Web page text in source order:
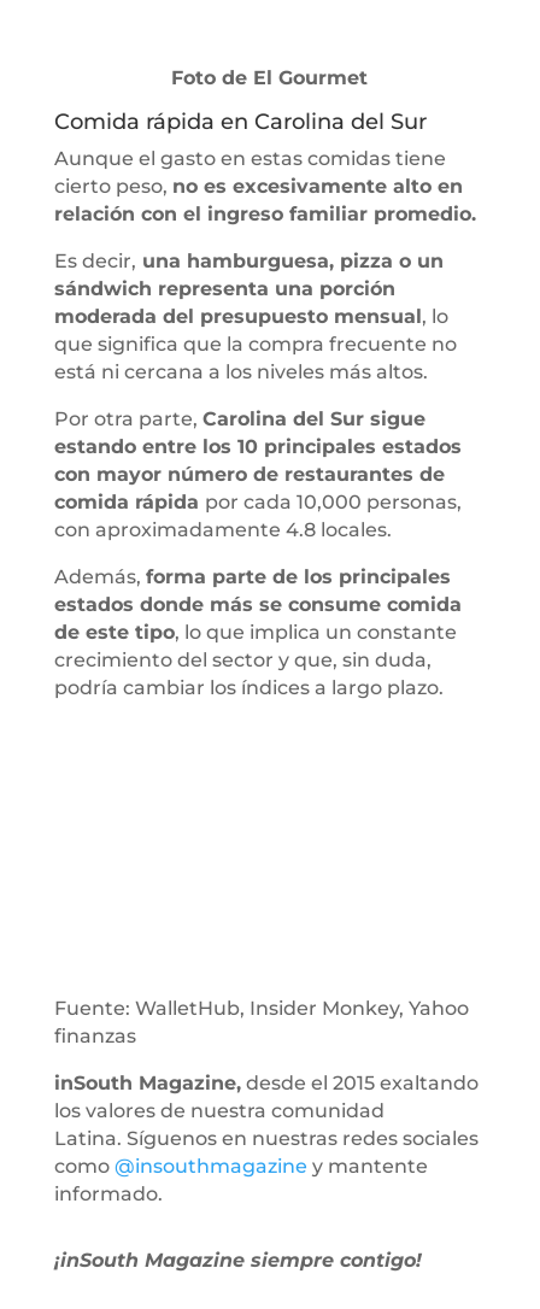
Foto de El Gourmet
Comida rápida en Carolina del Sur
Aunque el gasto en estas comidas tiene
cierto peso, no es excesivamente alto en
relación con el ingreso familiar promedio.
Es decir, una hamburguesa, pizza o un
sándwich representa una porción
moderada del presupuesto mensual, lo
que significa que la compra frecuente no
está ni cercana a los niveles más altos.
Por otra parte, Carolina del Sur sigue
estando entre los 10 principales estados
con mayor número de restaurantes de
comida rápida por cada 10,000 personas,
con aproximadamente 4.8 locales.
Además, forma parte de los principales
estados donde más se consume comida
de este tipo, lo que implica un constante
crecimiento del sector y que, sin duda,
podría cambiar los índices a largo plazo.
Fuente: WalletHub, Insider Monkey, Yahoo
finanzas
inSouth Magazine,desde el 2015 exaltando
los valores de nuestra comunidad
Latina. Síguenos en nuestras redes sociales
como @insouthmagazine y mantente
informado.
¡inSouth Magazine siempre contigo!